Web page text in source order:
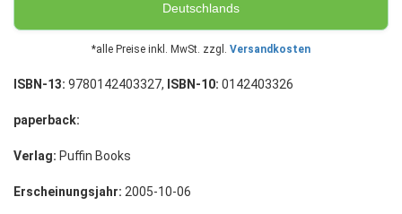
Deutschlands
*alle Preise inkl. MwSt. zzgl. Versandkosten
ISBN-13: 9780142403327, ISBN-10: 0142403326
paperback:
Verlag: Puffin Books
Erscheinungsjahr: 2005-10-06